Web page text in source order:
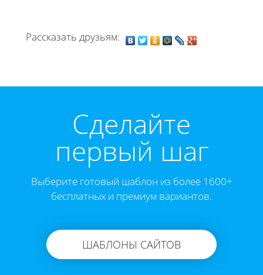
Рассказать друзьям:
Cделайте
первый шаг
Выберите готовый шаблон из более 1600+
бесплатных и премиум вариантов.
ШАБЛОНЫ САЙТОВ